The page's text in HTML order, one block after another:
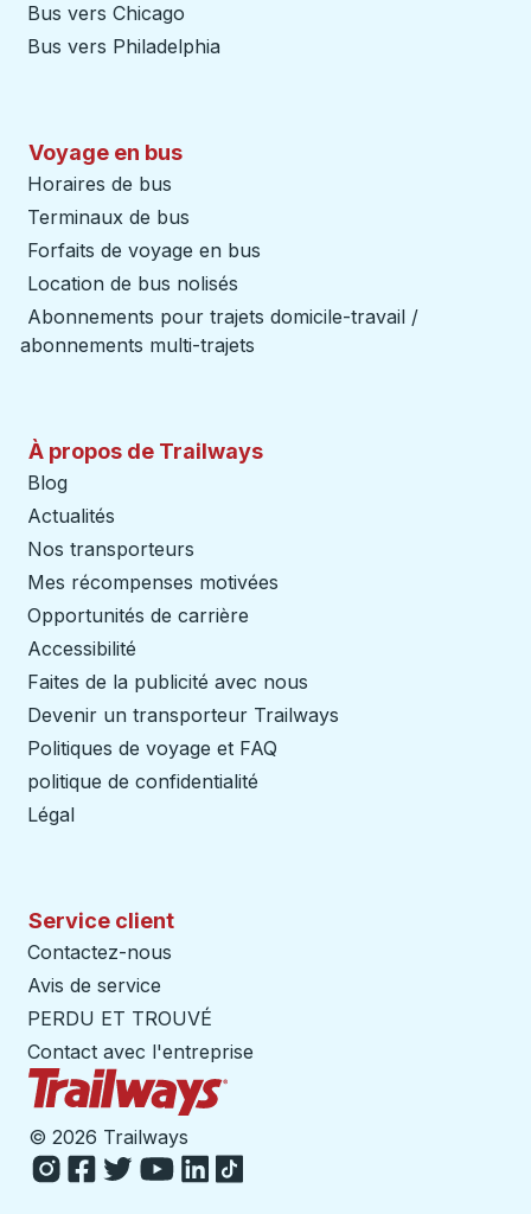
Bus vers Chicago
Bus vers Philadelphia
Voyage en bus
Horaires de bus
Terminaux de bus
Forfaits de voyage en bus
Location de bus nolisés
Abonnements pour trajets domicile-travail /
abonnements multi-trajets
À propos de Trailways
Blog
Actualités
Nos transporteurs
Mes récompenses motivées
Opportunités de carrière
Accessibilité
Faites de la publicité avec nous
Devenir un transporteur Trailways
Politiques de voyage et FAQ
politique de confidentialité
Légal
Service client
Contactez-nous
Avis de service
PERDU ET TROUVÉ
Contact avec l'entreprise
© 2026 Trailways